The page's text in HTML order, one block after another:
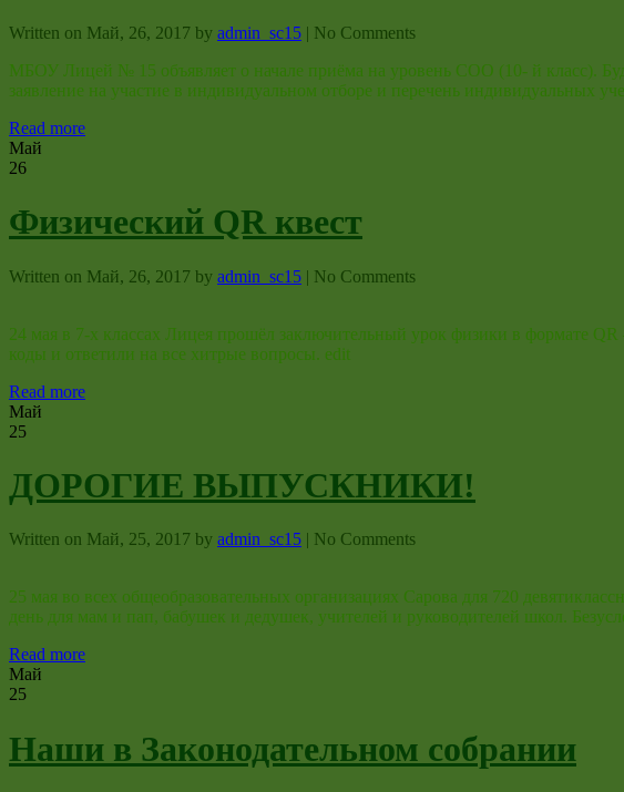
Written on Май, 26, 2017 by admin_sc15 | No Comments
МБОУ Лицей № 15 объявляет о начале приёма на уровень СОО (10- й класс).
заявление на участие в индивидуальном отборе и перечень индивидуальных
Read more
Май
26
Физический QR квест
Written on Май, 26, 2017 by admin_sc15 | No Comments
24 мая в 7-х классах Лицея прошёл заключительный урок физики в формате
коды и ответили на все хитрые вопросы. edit
Read more
Май
25
ДОРОГИЕ ВЫПУСКНИКИ!
Written on Май, 25, 2017 by admin_sc15 | No Comments
25 мая во всех общеобразовательных организациях Сарова для 720
день для мам и пап, бабушек и дедушек, учителей и руководителей школ.
Read more
Май
25
Наши в Законодательном собрании